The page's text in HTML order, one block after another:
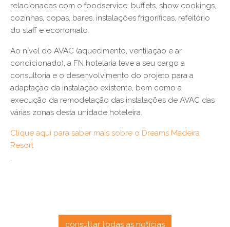
relacionadas com o foodservice: buffets, show cookings,
cozinhas, copas, bares, instalações frigoríficas, refeitório
do staff e economato.
Ao nível do AVAC (aquecimento, ventilação e ar
condicionado), a FN hotelaria teve a seu cargo a
consultoria e o desenvolvimento do projeto para a
adaptação da instalação existente, bem como a
execução da remodelação das instalações de AVAC das
várias zonas desta unidade hoteleira.
Clique aqui para saber mais sobre o Dreams Madeira
Resort
.
consultar todas as notícias